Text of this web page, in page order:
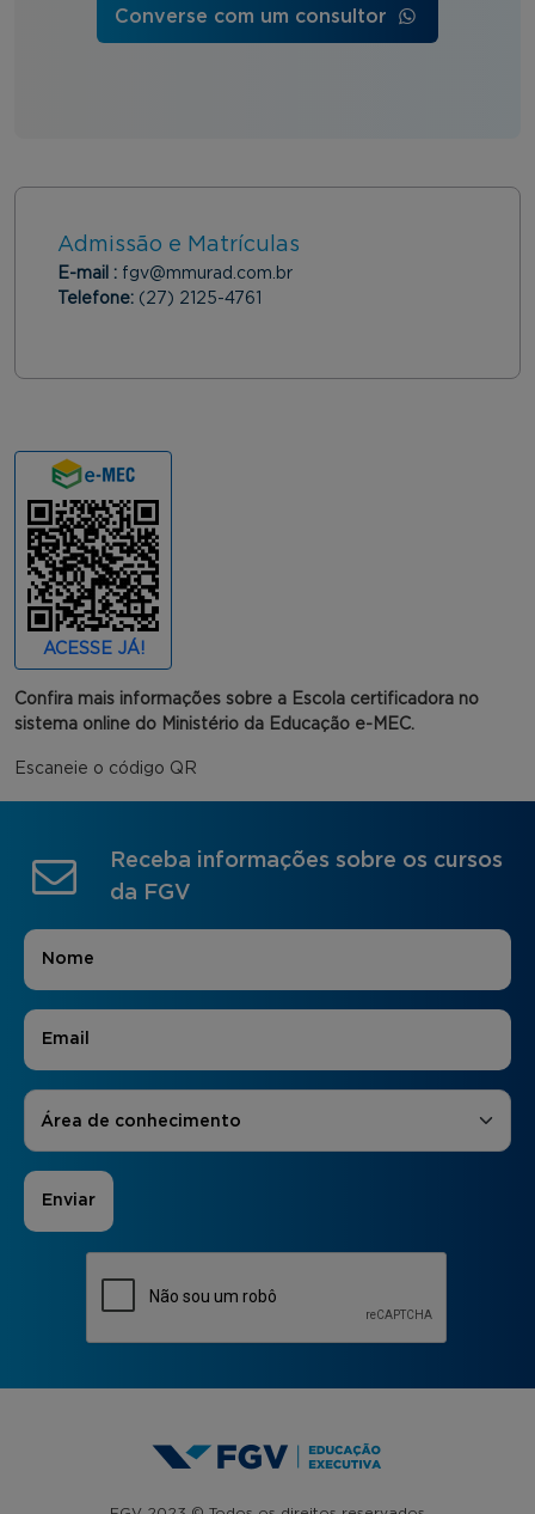
Converse com um consultor
Admissão e Matrículas
E-mail : fgv@mmurad.com.br
Telefone: (27) 2125-4761
ACESSE JÁ!
Confira mais informações sobre a Escola certificadora no
sistema online do Ministério da Educação e-MEC.
Escaneie o código QR
Receba informações sobre os cursos
da FGV
Nome
E-mail
Áreas de Interesse
Área de conhecimento